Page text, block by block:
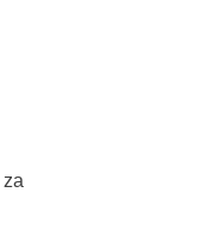
za